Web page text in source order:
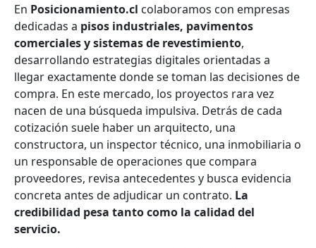
En Posicionamiento.cl colaboramos con empresas
dedicadas a pisos industriales, pavimentos
comerciales y sistemas de revestimiento,
desarrollando estrategias digitales orientadas a
llegar exactamente donde se toman las decisiones de
compra. En este mercado, los proyectos rara vez
nacen de una búsqueda impulsiva. Detrás de cada
cotización suele haber un arquitecto, una
constructora, un inspector técnico, una inmobiliaria o
un responsable de operaciones que compara
proveedores, revisa antecedentes y busca evidencia
concreta antes de adjudicar un contrato. La
credibilidad pesa tanto como la calidad del
servicio.